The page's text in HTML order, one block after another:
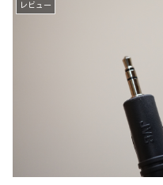
レビュー